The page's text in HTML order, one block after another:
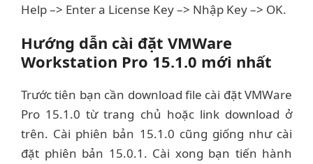
Help –> Enter a License Key –> Nhập Key –> OK.
Hướng dẫn cài đặt VMWare
Workstation Pro 15.1.0 mới nhất
Trước tiên bạn cần download file cài đặt VMWare
Pro 15.1.0 từ trang chủ hoặc link download ở
trên. Cài phiên bản 15.1.0 cũng giống như cài
đặt phiên bản 15.0.1. Cài xong bạn tiến hành